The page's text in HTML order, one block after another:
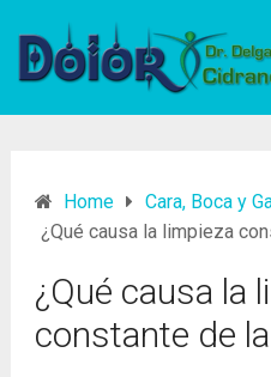
Home
Cara, Boca y
¿Qué causa la limpieza
¿Qué causa la
constante de